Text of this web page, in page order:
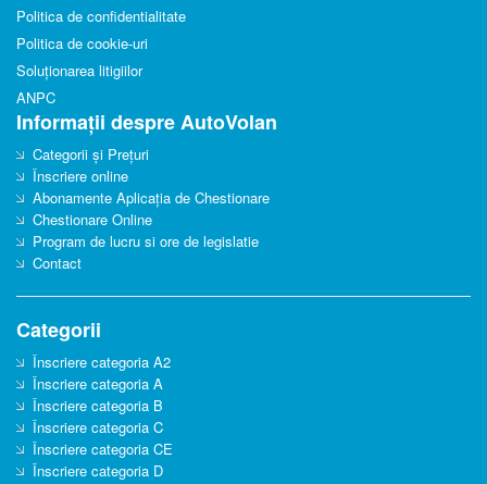
Politica de confidentialitate
Politica de cookie-uri
Soluționarea litigiilor
ANPC
Informații despre AutoVolan
Categorii și Prețuri
Înscriere online
Abonamente Aplicația de Chestionare
Chestionare Online
Program de lucru si ore de legislatie
Contact
Categorii
Înscriere categoria A2
Înscriere categoria A
Înscriere categoria B
Înscriere categoria C
Înscriere categoria CE
Înscriere categoria D